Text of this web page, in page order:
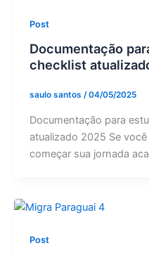
Post
Documentação
checklist
saulo santos /04/05/2025
Documentação para
atualizado 2025 Se
começar sua jornada
Post